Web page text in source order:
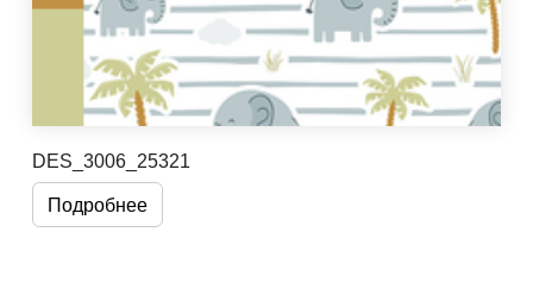
DES_3006_25321
Подробнее